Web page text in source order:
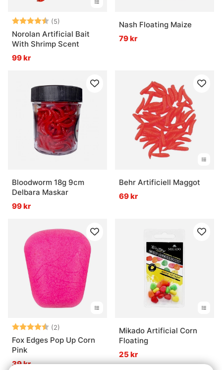
Betyg: (5)
4.8 utav 5 stjärnor
Norolan Artificial Bait
With Shrimp Scent
99 kr
Nash Floating Maize
79 kr
Bloodworm 18g 9cm
Delbara Maskar
99 kr
Behr Artificiell Maggot
69 kr
Betyg: (2)
4.5 utav 5 stjärnor
Fox Edges Pop Up Corn
Pink
39 kr
Mikado Artificial Corn
Floating
25 kr